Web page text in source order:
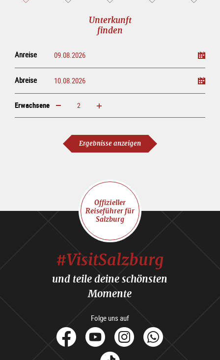
Unterkunft
finden
Anreise
Abreise
Erwachsene erhöhen verringern
Ergebnisse anzeigen
Offizieller
Reiseführer für
Salzburg
#VisitSalzburg
und teile deine schönsten
Momente
Folge uns auf
facebook
YoutubeInstagram